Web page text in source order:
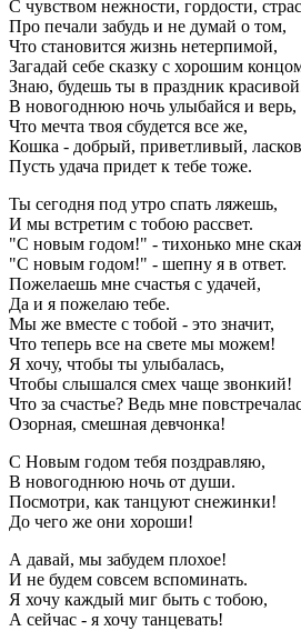
С чувством нежности, гордости,
Про печали забудь и не думай о том,
Что становится жизнь нетерпимой,
Загадай себе сказку с хорошим
Знаю, будешь ты в праздник
В новогоднюю ночь улыбайся и верь,
Что мечта твоя сбудется все же,
Кошка - добрый, приветливый,
Пусть удача придет к тебе тоже.
Ты сегодня под утро спать ляжешь,
И мы встретим с тобою рассвет.
"С новым годом!" - тихонько мне
"С новым годом!" - шепну я в ответ.
Пожелаешь мне счастья с удачей,
Да и я пожелаю тебе.
Мы же вместе с тобой - это значит,
Что теперь все на свете мы можем!
Я хочу, чтобы ты улыбалась,
Чтобы слышался смех чаще звонкий!
Что за счастье? Ведь мне
Озорная, смешная девчонка!
С Новым годом тебя поздравляю,
В новогоднюю ночь от души.
Посмотри, как танцуют снежинки!
До чего же они хороши!
А давай, мы забудем плохое!
И не будем совсем вспоминать.
Я хочу каждый миг быть с тобою,
А сейчас - я хочу танцевать!